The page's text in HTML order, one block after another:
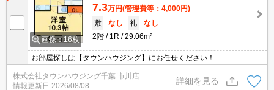
画像：16枚
7.3万円(管理費等：4,000円)
敷
なし 礼
なし
2階
1R 29.06m²
お部屋探しは【タウンハウジング】にお任せください！
株式会社タウンハウジング千葉 市川店
情報更新日 2026/08/08
詳細を見る